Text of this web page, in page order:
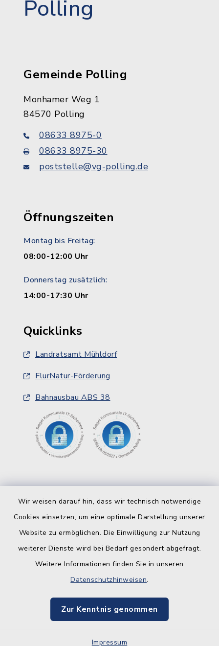
Wir weisen darauf hin, dass wir technisch notwendige
Cookies einsetzen, um eine optimale Darstellung unserer
Website zu ermöglichen. Die Einwilligung zur Nutzung
weiterer Dienste wird bei Bedarf gesondert abgefragt.
Weitere Informationen finden Sie in unseren
Datenschutzhinweisen.
Zur Kenntnis genommen
Impressum
Polling
Gemeinde Polling
Monhamer Weg 1
84570 Polling
08633 8975-0
08633 8975-30
poststelle@vg-polling.de
Öffnungszeiten
Montag bis Freitag:
08:00-12:00 Uhr
Donnerstag zusätzlich:
14:00-17:30 Uhr
Quicklinks
Landratsamt Mühldorf
FlurNatur-Förderung
Bahnausbau ABS 38
Barrierefreiheit
Impressum
Sitemap